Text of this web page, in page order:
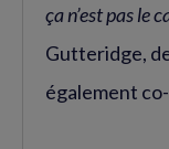
ça n’est pas le
Gutteridge,
également